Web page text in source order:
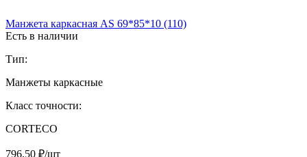
Манжета каркасная AS 69*85*10 (110)
Есть в наличии
Тип:
Манжеты каркасные
Класс точности:
CORTECO
796.50 ₽/шт